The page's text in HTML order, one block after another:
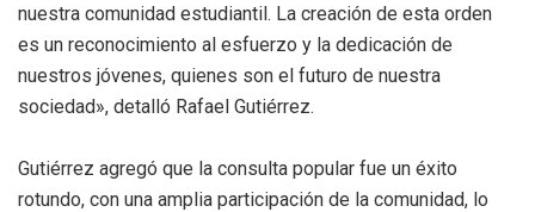
nuestra comunidad estudiantil. La creación de esta orden
es un reconocimiento al esfuerzo y la dedicación de
nuestros jóvenes, quienes son el futuro de nuestra
sociedad», detalló Rafael Gutiérrez.
Gutiérrez agregó que la consulta popular fue un éxito
rotundo, con una amplia participación de la comunidad, lo